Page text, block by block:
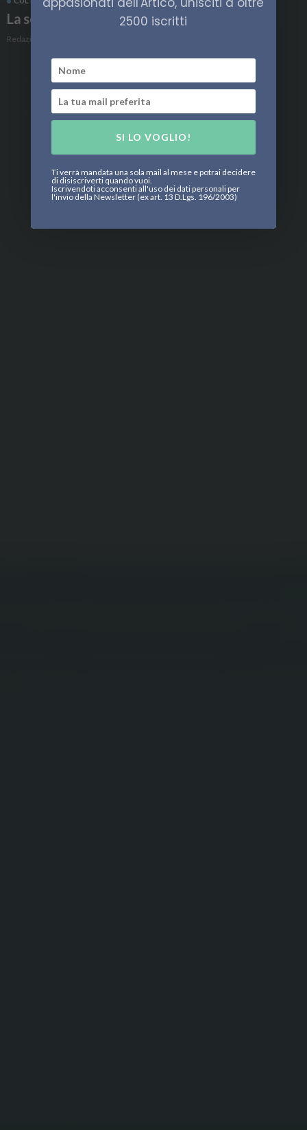
La scoperta delle Isole Fær Øer
Redazione
2500 iscritti
SI LO VOGLIO!
Ti verrà mandata una sola mail al mese e potrai decidere
di disiscriverti quando vuoi.
Iscrivendoti acconsenti all'uso dei dati personali per
l'invio della Newsletter (ex art. 13 D.Lgs. 196/2003)